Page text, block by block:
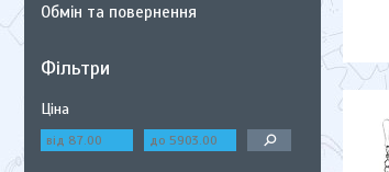
Обмін та повернення
Фільтри
Ціна